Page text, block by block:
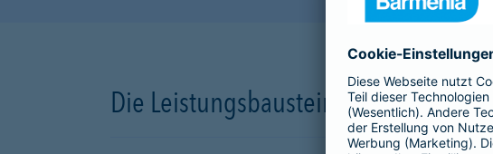
Die Leistungsbausteine unserer